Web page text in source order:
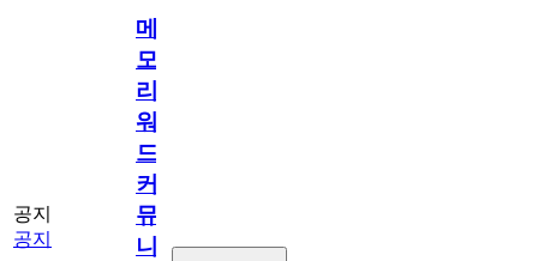
공지
공지
메
모
리
워
드
커
뮤
니